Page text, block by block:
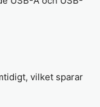
vilket sparar